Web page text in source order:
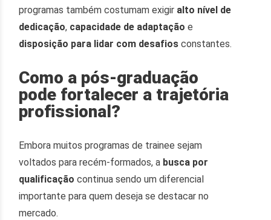
programas também costumam exigir alto nível de
dedicação, capacidade de adaptação e
disposição para lidar com desafiosconstantes.
Como a pós-graduação
pode fortalecer a trajetória
profissional?
Embora muitos programas de trainee sejam
voltados para recém-formados, a busca por
qualificação continua sendo um diferencial
importante para quem deseja se destacar no
mercado.